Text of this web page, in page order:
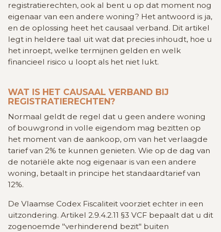
registratierechten, ook al bent u op dat moment nog
eigenaar van een andere woning? Het antwoord is ja,
en de oplossing heet het causaal verband. Dit artikel
legt in heldere taal uit wat dat precies inhoudt, hoe u
het inroept, welke termijnen gelden en welk
financieel risico u loopt als het niet lukt.
WAT IS HET CAUSAAL VERBAND BIJ
REGISTRATIERECHTEN?
Normaal geldt de regel dat u geen andere woning
of bouwgrond in volle eigendom mag bezitten op
het moment van de aankoop, om van het verlaagde
tarief van 2% te kunnen genieten. Wie op de dag van
de notariële akte nog eigenaar is van een andere
woning, betaalt in principe het standaardtarief van
12%.
De Vlaamse Codex Fiscaliteit voorziet echter in een
uitzondering. Artikel 2.9.4.2.11 §3 VCF bepaalt dat u dit
zogenoemde "verhinderend bezit" buiten